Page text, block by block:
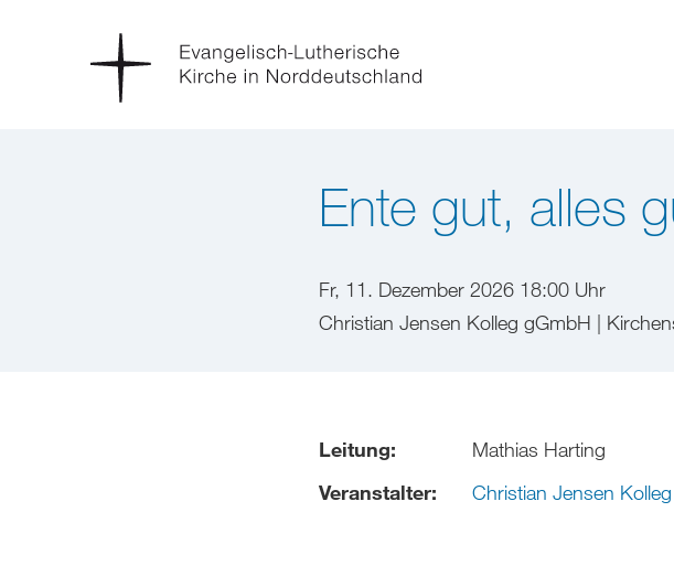
Ente gut, alles
Fr, 11. Dezember 2026 18:00 Uhr
Christian Jensen Kolleg gGmbH |
Leitung:
Mathias Harting
Veranstalter:
Christian Jensen